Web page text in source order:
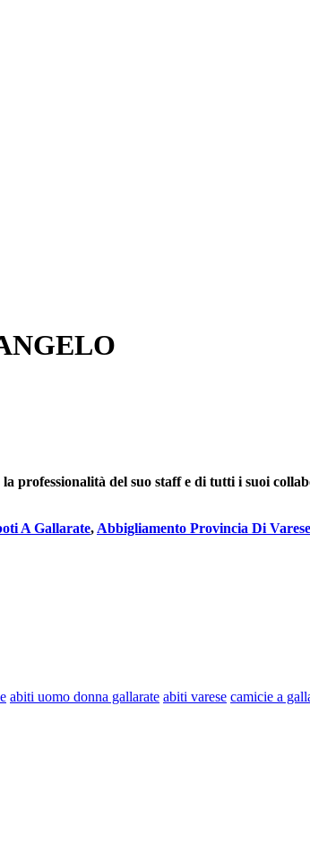
professionalità del suo staff e di tutti i suoi
A Gallarate, Abbigliamento Provincia Di Varese
abiti uomo donna gallarate abiti varese camicie a